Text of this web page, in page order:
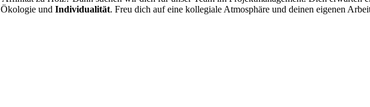
und Individualität. Freu dich auf eine kollegiale Atmosphäre und deinen eigenen